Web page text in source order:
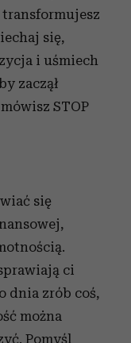
się,
i uśmiech
zaczął
STOP
się
ci
dnia zrób coś,
można
Pomyśl